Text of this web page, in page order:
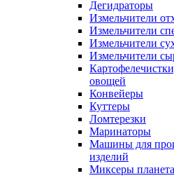
Дегидраторы
Измельчители
Измельчители
Измельчители
Измельчители
овощей
Конвейеры
Куттеры
Ломтерезки
Маринаторы
Машины для
изделий
Миксеры